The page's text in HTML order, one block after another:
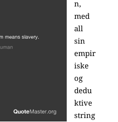
n,
med
all
sin
empir
iske
og
dedu
ktive
string